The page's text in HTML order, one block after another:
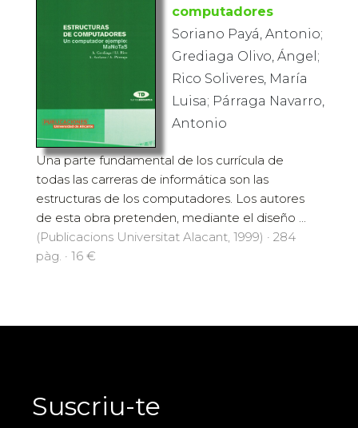
computadores
Soriano Payá, Antonio;
Grediaga Olivo, Ángel;
Rico Soliveres, María
Luisa; Párraga Navarro,
Antonio
Una parte fundamental de los currícula de
todas las carreras de informática son las
estructuras de los computadores. Los autores
de esta obra pretenden, mediante el diseño ...
(Publicacions Universitat Alacant, 1999) · 284
pàg. · 16 €
Suscriu-te